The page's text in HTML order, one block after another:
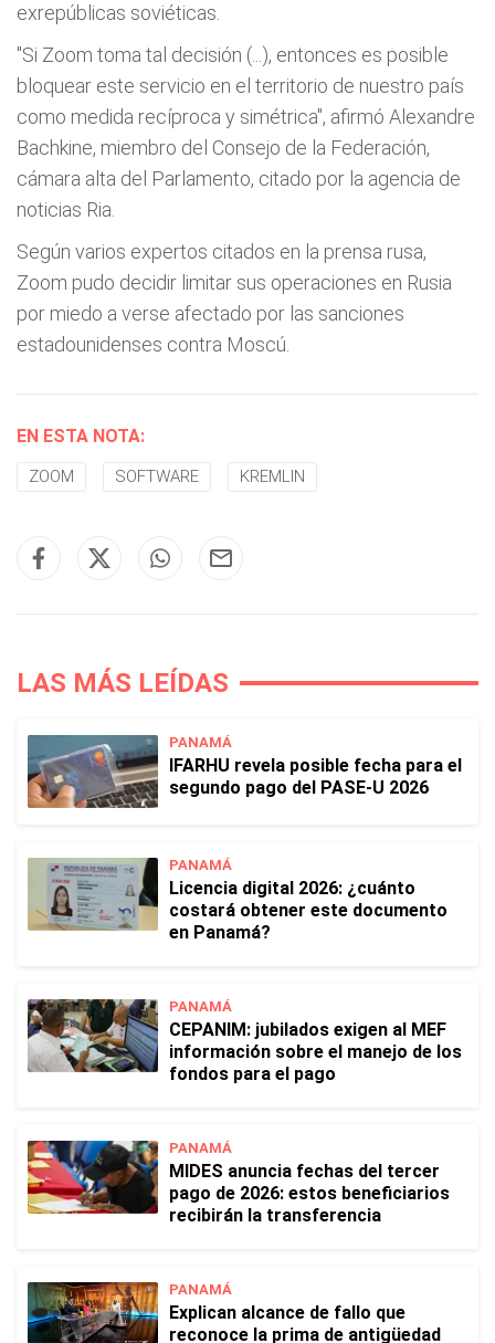
exrepúblicas soviéticas.
"Si Zoom toma tal decisión (...), entonces es posible
bloquear este servicio en el territorio de nuestro país
como medida recíproca y simétrica", afirmó Alexandre
Bachkine, miembro del Consejo de la Federación,
cámara alta del Parlamento, citado por la agencia de
noticias Ria.
Según varios expertos citados en la prensa rusa,
Zoom pudo decidir limitar sus operaciones en Rusia
por miedo a verse afectado por las sanciones
estadounidenses contra Moscú.
EN ESTA NOTA:
ZOOM SOFTWARE KREMLIN
LAS MÁS LEÍDAS
PANAMÁ
IFARHU revela posible fecha para el
segundo pago del PASE-U 2026
PANAMÁ
Licencia digital 2026: ¿cuánto
costará obtener este documento
en Panamá?
PANAMÁ
CEPANIM: jubilados exigen al MEF
información sobre el manejo de los
fondos para el pago
PANAMÁ
MIDES anuncia fechas del tercer
pago de 2026: estos beneficiarios
recibirán la transferencia
PANAMÁ
Explican alcance de fallo que
reconoce la prima de antigüedad